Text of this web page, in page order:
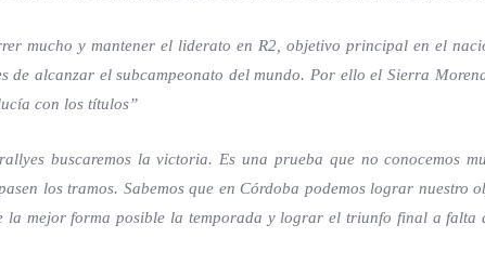
mucho y mantener el liderato en R2, objetivo principal en el
de alcanzar el subcampeonato del mundo. Por ello el Sierra
con los títulos”
buscaremos la victoria. Es una prueba que no conocemos
los tramos. Sabemos que en Córdoba podemos lograr
la mejor forma posible la temporada y lograr el triunfo final a